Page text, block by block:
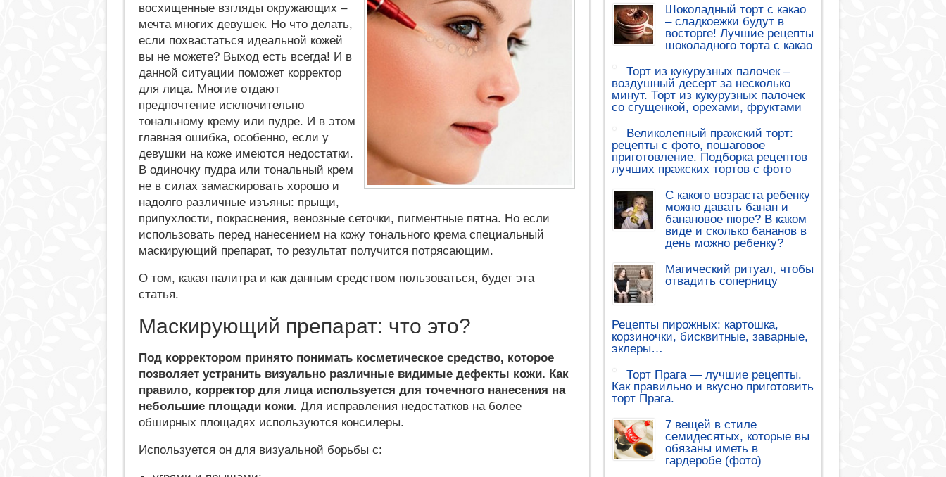
восхищенные взгляды окружающих –
мечта многих девушек. Но что делать,
если похвастаться идеальной кожей
вы не можете? Выход есть всегда! И в
данной ситуации поможет корректор
для лица. Многие отдают
предпочтение исключительно
тональному крему или пудре. И в этом
главная ошибка, особенно, если у
девушки на коже имеются недостатки.
В одиночку пудра или тональный крем
не в силах замаскировать хорошо и
надолго различные изъяны: прыщи,
припухлости, покраснения, венозные сеточки, пигментные пятна. Но если
использовать перед нанесением на кожу тонального крема специальный
маскирующий препарат, то результат получится потрясающим.
О том, какая палитра и как данным средством пользоваться, будет эта
статья.
Маскирующий препарат: что это?
Под корректором принято понимать косметическое средство, которое
позволяет устранить визуально различные видимые дефекты кожи. Как
правило, корректор для лица используется для точечного нанесения на
небольшие площади кожи. Для исправления недостатков на более
обширных площадях используются консилеры.
Используется он для визуальной борьбы с:
Шоколадный торт с какао
– сладкоежки будут в
восторге! Лучшие рецепты
шоколадного торта с какао
Торт из кукурузных палочек –
воздушный десерт за несколько
минут. Торт из кукурузных палочек
со сгущенкой, орехами, фруктами
Великолепный пражский торт:
рецепты с фото, пошаговое
приготовление. Подборка рецептов
лучших пражских тортов с фото
С какого возраста ребенку
можно давать банан и
банановое пюре? В каком
виде и сколько бананов в
день можно ребенку?
Магический ритуал, чтобы
отвадить соперницу
Рецепты пирожных: картошка,
корзиночки, бисквитные, заварные,
эклеры…
Торт Прага — лучшие рецепты.
Как правильно и вкусно приготовить
торт Прага.
7 вещей в стиле
семидесятых, которые вы
обязаны иметь в
гардеробе (фото)